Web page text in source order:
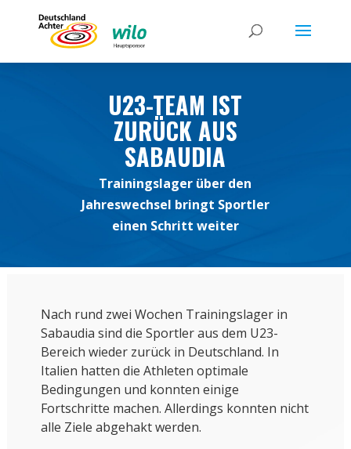
U23-TEAM IST
ZURÜCK AUS
SABAUDIA
Trainingslager über den
Jahreswechsel bringt Sportler
einen Schritt weiter
Nach rund zwei Wochen Trainingslager in
Sabaudia sind die Sportler aus dem U23-
Bereich wieder zurück in Deutschland. In
Italien hatten die Athleten optimale
Bedingungen und konnten einige
Fortschritte machen. Allerdings konnten nicht
alle Ziele abgehakt werden.